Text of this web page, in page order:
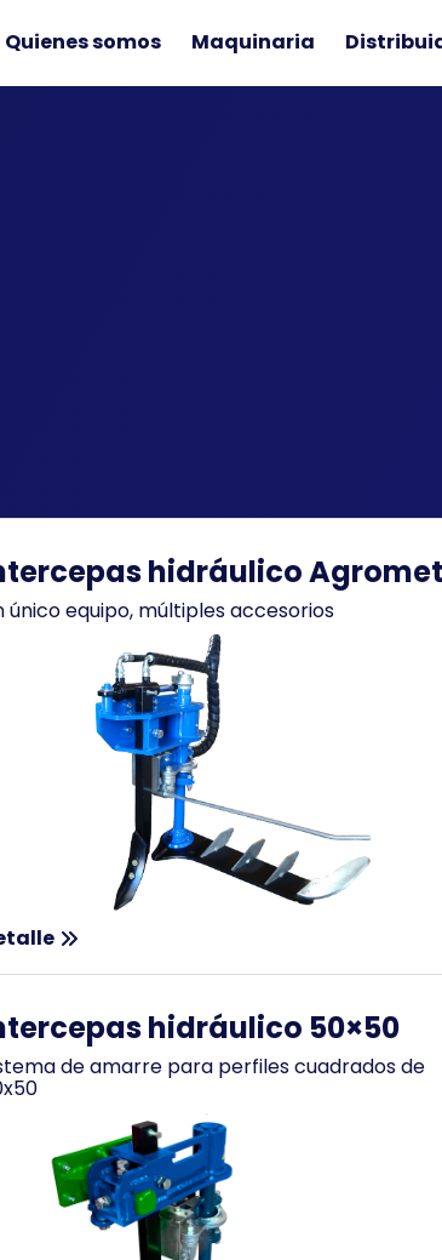
Quienes somos Maquinaria
hidráulico Agromet
único equipo, múltiples accesorios
hidráulico 50×50
de amarre para perfiles cuadrados de